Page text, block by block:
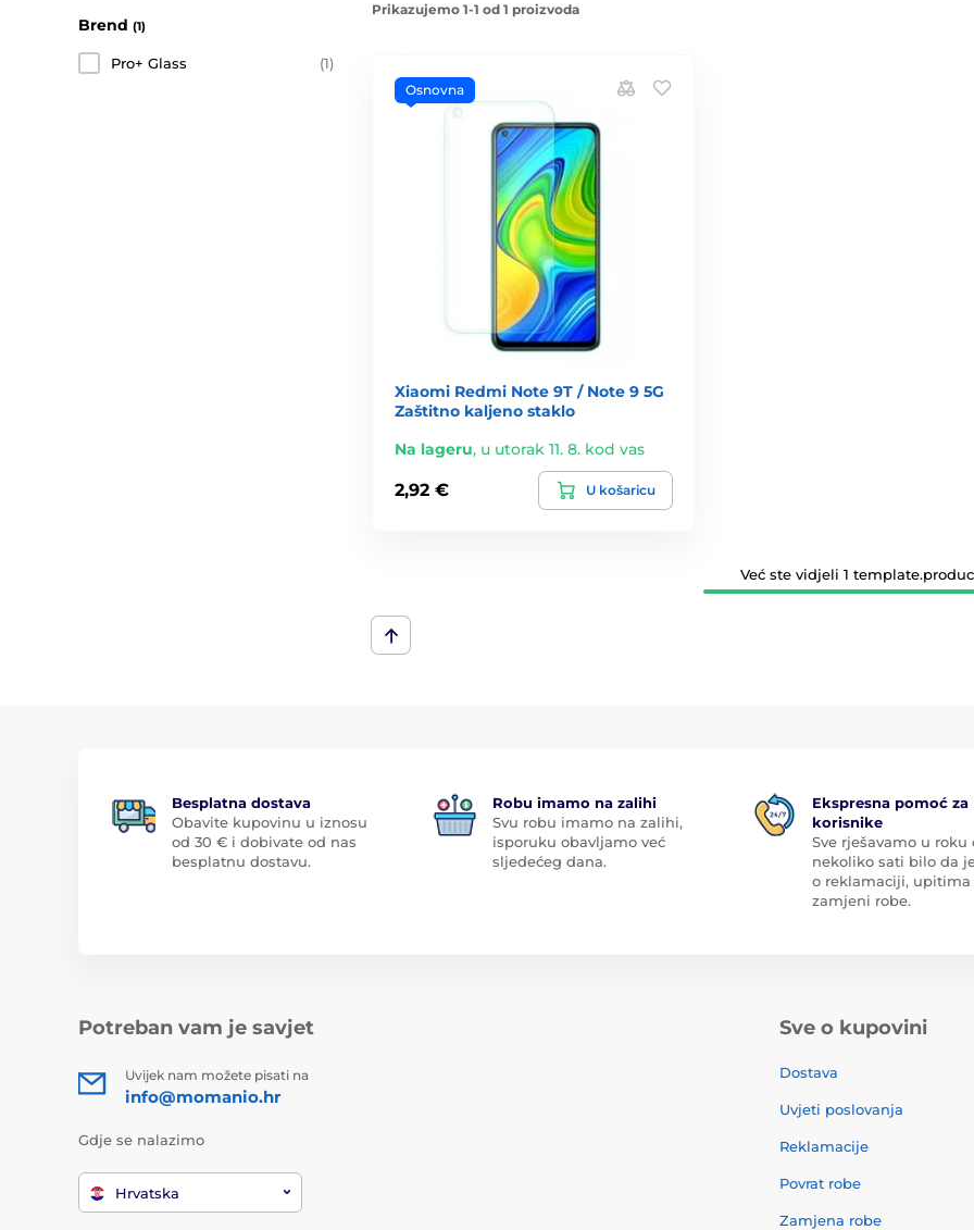
Brend (1)
Pro+ Glass (1)
Prikazujemo 1-1 od 1 proizvoda
Osnovna
Xiaomi Redmi Note 9T / Note 9 5G
Zaštitno kaljeno staklo
Na lageru, u utorak 11. 8. kod vas
2,92 € U košaricu
Već ste vidjeli 1
Besplatna dostava
Obavite kupovinu u iznosu
od 30 € i dobivate od nas
besplatnu dostavu.
Robu imamo na zalihi
Svu robu imamo na zalihi,
isporuku obavljamo već
sljedećeg dana.
Ekspresna pomoć za
korisnike
Sve rješavamo u roku
nekoliko sati bilo da
o reklamaciji, upitima
zamjeni robe.
Potreban vam je savjet
Uvijek nam možete pisati na
info@momanio.hr
Gdje se nalazimo
Hrvatska
Sve o kupovini
Dostava
Uvjeti poslovanja
Reklamacije
Povrat robe
Zamjena robe